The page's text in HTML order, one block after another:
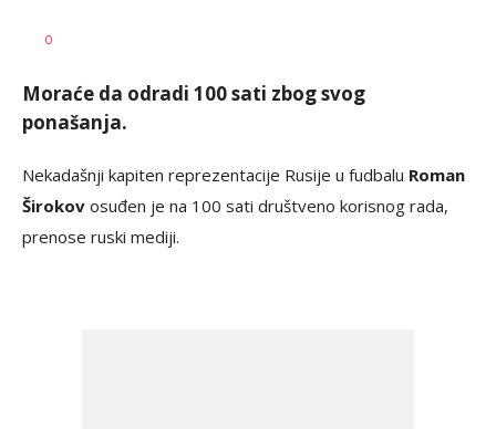
AUTOR
0
Moraće da odradi 100 sati zbog svog
ponašanja.
Nekadašnji kapiten reprezentacije Rusije u fudbalu Roman
Širokov osuđen je na 100 sati društveno korisnog rada,
prenose ruski mediji.